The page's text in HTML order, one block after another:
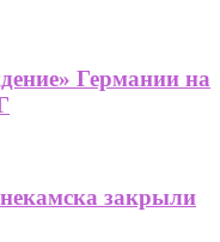
Германии на
закрыли